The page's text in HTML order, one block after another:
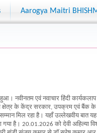
Aarogya Maitri
हुआ। नवीनतम एवं नवाचार हिंदी
क्षेत्र के केंद्र सरकार, उपक्रम एवं बैंक के
मिल रहा है। यहाँ उल्लेखवीय बात
है। 20.01.2026 को देवी अहिल्या